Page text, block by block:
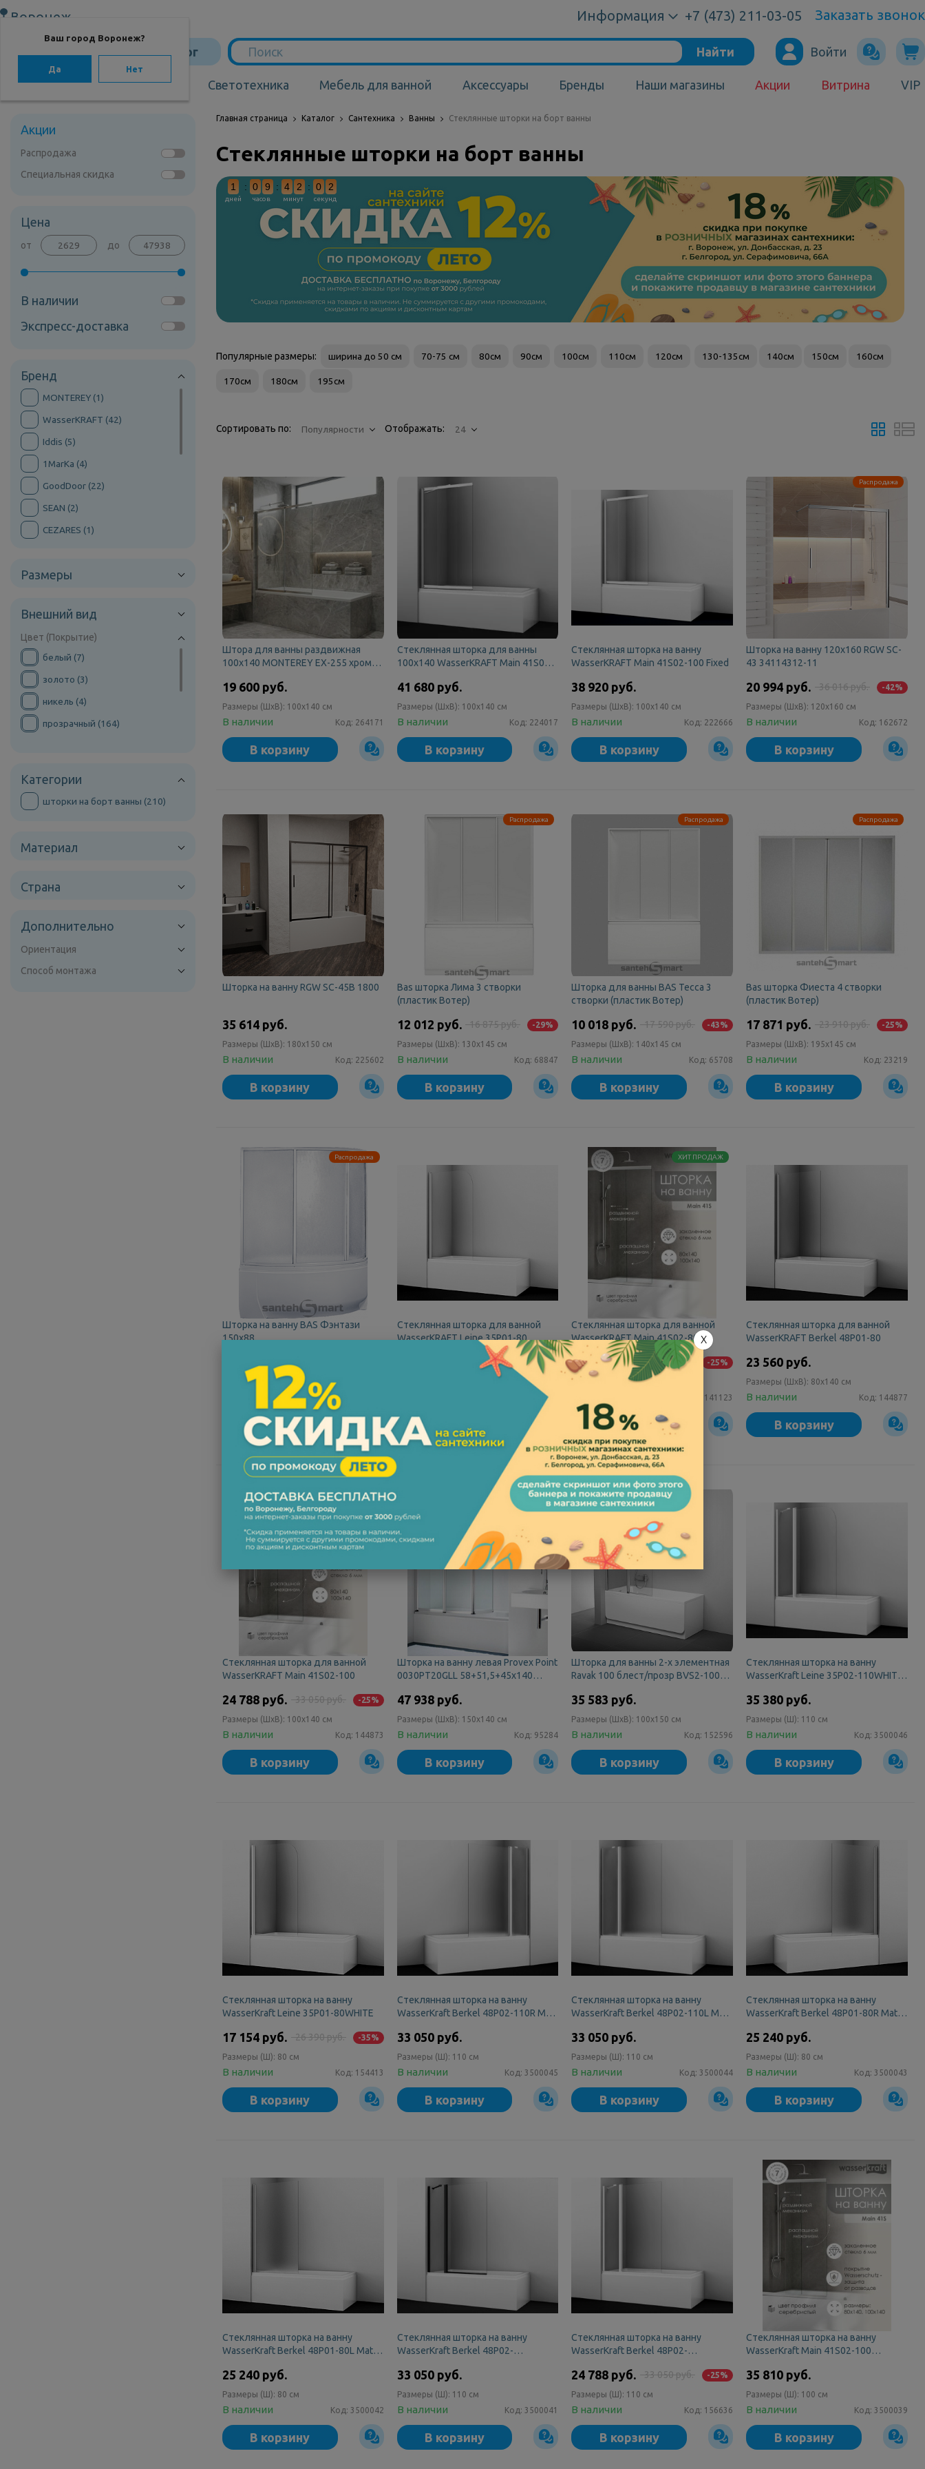
Воронеж
Ваш город Воронеж?
Да Нет
Информация +7 (473) 211-03-05 Заказать звонок
Каталог
Мебель для ванной
Мебель из бамбука
Аксессуары для
ванной
Отопление
Комплектующие
Светотехника
Найти
Сантехника Светотехника Мебель для ванной Аксессуары Бренды Наши магазины Акции Витрина VIP
Войти
Акции
Распродажа
Специальная скидка
Цена
от до
В наличии
Экспресс-доставка
Бренд
MONTEREY (1)
WasserKRAFT (42)
Iddis (5)
1MarKa (4)
GoodDoor (22)
SEAN (2)
CEZARES (1)
Parly (1
Kolpa-san (2)
RGW (163)
Ravak ( 4)
МетаКам (
Provex (1)
Triton (1)
Размеры
Внешний вид
Цвет (Покрытие)
белый (7)
золото (3)
никель (4)
прозрачный (164)
хром (
Категории
шторки на борт ванны (210)
Материал
Страна
Дополнительно
Ориентация
Способ монтажа
Главная страница Каталог Сантехника Ванны Стеклянные шторки на борт ванны
Стеклянные шторки на борт ванны
1
дней
: 0 9
часов
: 4 2
минут
: 0 1
секунд
Популярные размеры: ширина до 50 см 70-75 см 80см 90см 100см 110см 120см 130-135см 140см 150см 160см
170см 180см 195см
Сортировать по: Популярности Отображать: 24
Штора для ванны раздвижная
100х140 MONTEREY EX-255 хром
19 600 руб.
Размеры (ШxВ): 100x140 см
В наличии Код: 264171
В корзину
Стеклянная шторка для ванны
100х140 WasserKRAFT Main 41S02-
41 680 руб.
Размеры (ШxВ): 100x140 см
В наличии Код: 224017
В корзину
Стеклянная шторка на ванну
WasserKRAFT Main 41S02-100 Fixed
38 920 руб.
Размеры (ШxВ): 100x140 см
В наличии Код: 222666
В корзину
Распродажа
Шторка на ванну 120x160 RGW SC-
43 34114312-11
20 994 руб. 36 016 руб. -42%
Размеры (ШxВ): 120x160 см
В наличии Код: 162672
В корзину
Шторка на ванну RGW SC-45B 1800
35 614 руб.
Размеры (ШxВ): 180x150 см
В наличии Код: 225602
В корзину
Распродажа
Bas шторка Лима 3 створки
(пластик Вотер)
12 012 руб. 16 875 руб. -29%
Размеры (ШxВ): 130x145 см
В наличии Код: 68847
В корзину
Распродажа
Шторка для ванны BAS Тесса 3
створки (пластик Вотер)
10 018 руб. 17 590 руб. -43%
Размеры (ШxВ): 140x145 см
В наличии Код: 65708
В корзину
Распродажа
Bas шторка Фиеста 4 створки
(пластик Вотер)
17 871 руб. 23 910 руб. -25%
Размеры (ШxВ): 195x145 см
В наличии Код: 23219
В корзину
Распродажа
Шторка на ванну BAS Фэнтази
150x88
11 977 руб.
Размеры (ШxВ): 150x145 см
Код:
В корзину
Стеклянная шторка для ванной
WasserKRAFT Leine 35P01-80
24 880 руб. -35%
145521
В корзину
ХИТ ПРОДАЖ
Стеклянная шторка для ванной
WasserKRAFT Main 41S02-80
23 423 руб. 31 230 руб. -25%
Размеры (ШxВ):80x140 см
141123
В корзину
Стеклянная шторка для ванной
WasserKRAFT Berkel 48P01-80
23 560 руб.
Размеры (ШxВ): 80x140 см
В наличии Код: 144877
В корзину
ХИТ ПРОДАЖ
Стеклянная шторка для ванной
WasserKRAFT Main 41S02-100
24 788 руб. 33 050 руб. -25%
Размеры (ШxВ): 100x140 см
В наличии Код: 144873
В корзину
Шторка на ванну левая Provex Point
0030PT20GLL 58+51,5+45х140
47 938 руб.
Размеры (ШxВ): 150x140 см
В наличии Код: 95284
В корзину
Шторка для ванны 2-х элементная
Ravak 100 блест/прозр BVS2-100L
35 583 руб.
Размеры (ШxВ): 100x150 см
В наличии Код: 152596
В корзину
Стеклянная шторка на ванну
WasserKraft Leine 35P02-110WHITE
35 380 руб.
Размеры (Ш): 110 см
В наличии Код: 3500046
В корзину
Стеклянная шторка на ванну
WasserKraft Leine 35P01-80WHITE
17 154 руб. 26 390 руб. -35%
Размеры (Ш): 80 см
В наличии Код: 154413
В корзину
Стеклянная шторка на ванну
WasserKraft Berkel 48P02-110R Matt
33 050 руб.
Размеры (Ш): 110 см
В наличии Код: 3500045
В корзину
Стеклянная шторка на ванну
WasserKraft Berkel 48P02-110L Matt
33 050 руб.
Размеры (Ш): 110 см
В наличии Код: 3500044
В корзину
Стеклянная шторка на ванну
WasserKraft Berkel 48P01-80R Matt
25 240 руб.
Размеры (Ш): 80 см
В наличии Код: 3500043
В корзину
Стеклянная шторка на ванну
WasserKraft Berkel 48P01-80L Matt
25 240 руб.
Размеры (Ш): 80 см
В наличии Код: 3500042
В корзину
Стеклянная шторка на ванну
WasserKraft Berkel 48P02-
33 050 руб.
Размеры (Ш): 110 см
В наличии Код: 3500041
В корзину
Стеклянная шторка на ванну
WasserKraft Berkel 48P02-
24 788 руб. 33 050 руб. -25%
Размеры (Ш): 110 см
В наличии Код: 156636
В корзину
Стеклянная шторка на ванну
WasserKraft Main 41S02-100
35 810 руб.
Размеры (Ш): 100 см
В наличии Код: 3500039
В корзину
X